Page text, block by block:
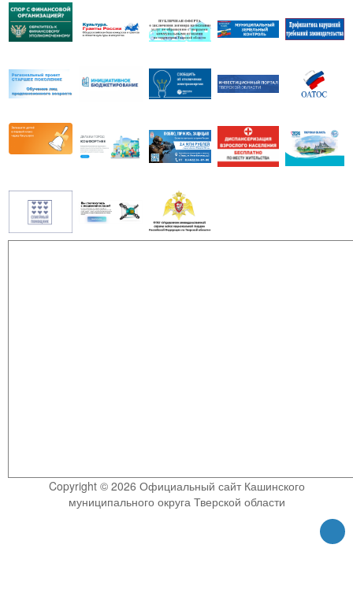
Copyright © 2026 Официальный сайт Кашинского
муниципального округа Тверской области